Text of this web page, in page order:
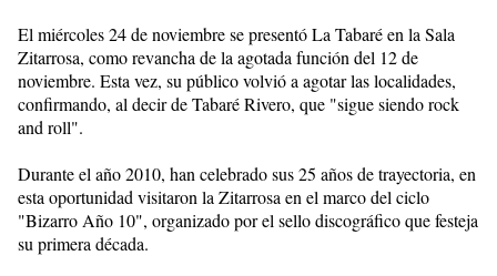
El miércoles 24 de noviembre se presentó La Tabaré en la Sala
Zitarrosa, como revancha de la agotada función del 12 de
noviembre. Esta vez, su público volvió a agotar las localidades,
confirmando, al decir de Tabaré Rivero, que "sigue siendo rock
and roll".
Durante el año 2010, han celebrado sus 25 años de trayectoria, en
esta oportunidad visitaron la Zitarrosa en el marco del ciclo
"Bizarro Año 10", organizado por el sello discográfico que festeja
su primera década.